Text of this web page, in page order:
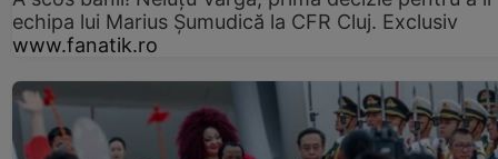
echipa lui Marius Șumudică la CFR Cluj. Exclusiv
www.fanatik.ro